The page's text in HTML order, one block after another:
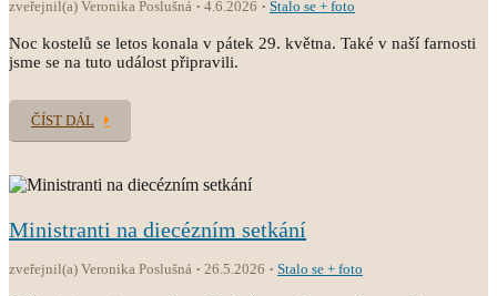
zveřejnil(a) Veronika Poslušná 4.6.2026 Stalo se + foto
Noc kostelů se letos konala v pátek 29. května. Také v naší farnosti
jsme se na tuto událost připravili.
ČÍST DÁL
Ministranti na diecézním setkání
zveřejnil(a) Veronika Poslušná 26.5.2026 Stalo se + foto